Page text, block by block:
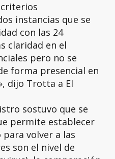
instancias que se
con las 24
claridad en el
pero no se
forma presencial en
dijo Trotta a El
sostuvo que se
permite establecer
volver a las
son el nivel de